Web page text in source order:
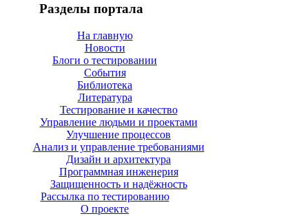
Разделы портала
На главную
Новости
Блоги о тестировании
События
Библиотека
Литература
Тестирование и качество
Управление людьми и проектами
Улучшение процессов
Анализ и управление требованиями
Дизайн и архитектура
Программная инженерия
Защищенность и надёжность
Рассылка по тестированию
О проекте